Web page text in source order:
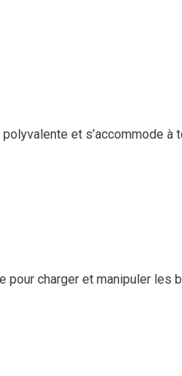
et s’accommode à
charger et manipuler les